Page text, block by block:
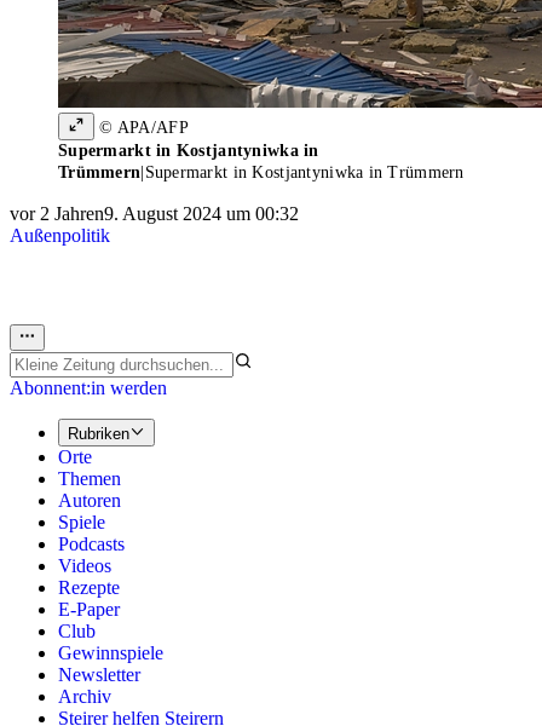
© APA/AFP
Supermarkt in Kostjantyniwka in
Trümmern Supermarkt in Kostjantyniwka in Trümmern
vor 2 Jahren9. August 2024 um 00:32
Außenpolitik
Abonnent:in werden
Rubriken
Orte
Themen
Autoren
Spiele
Podcasts
Videos
Rezepte
E-Paper
Club
Gewinnspiele
Newsletter
Archiv
Steirer helfen Steirern